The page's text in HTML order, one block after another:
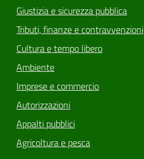
Giustizia e sicurezza pubblica
Tributi, finanze e contravvenzioni
Cultura e tempo libero
Ambiente
Imprese e commercio
Autorizzazioni
Appalti pubblici
Agricoltura e pesca